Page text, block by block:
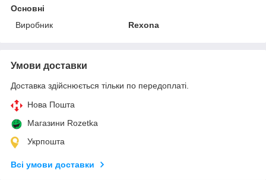
Основні
Виробник
Rexona
Умови доставки
Доставка здійснюється тільки по передоплаті.
Нова Пошта
Магазини Rozetka
Укрпошта
Всі умови доставки